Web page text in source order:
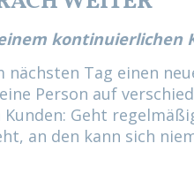
kontinuierlichen
Tag einen
Person auf
Geht
an den kann sich